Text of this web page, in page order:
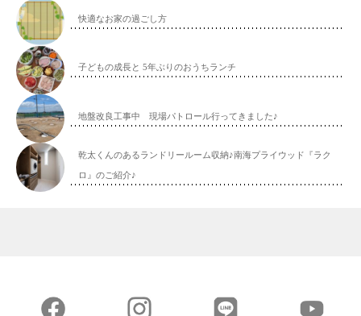
快適なお家の過ごし方
子どもの成長と 5年ぶりのおうちランチ
地盤改良工事中 現場パトロール行ってきました♪
乾太くんのあるランドリールーム収納♪南海プライウッド『ラク
ロ』のご紹介♪